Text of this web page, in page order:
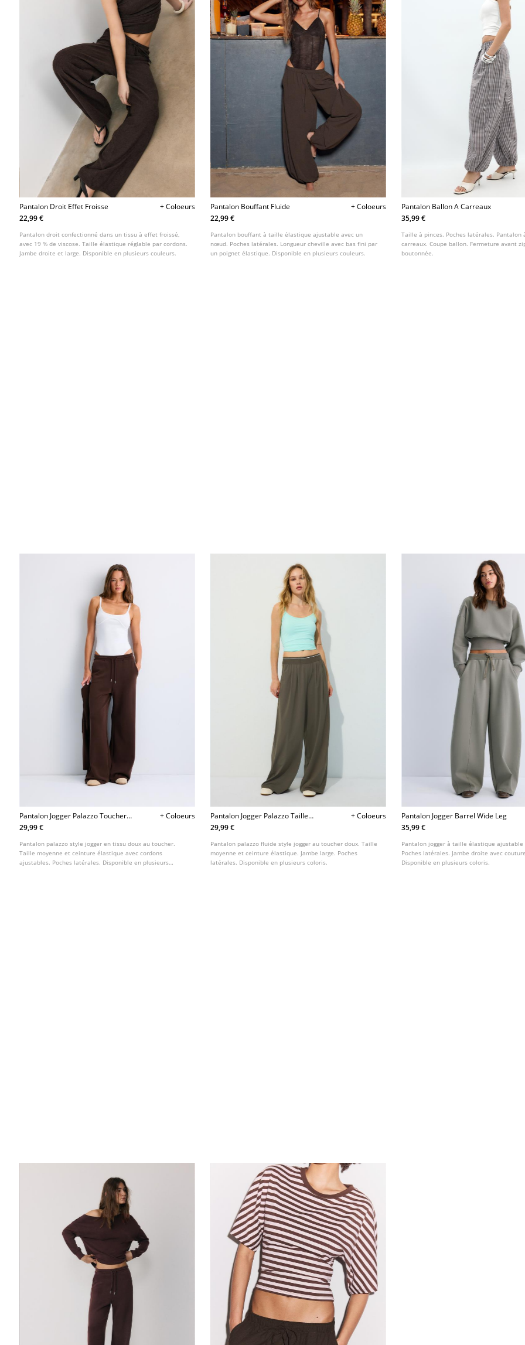
Pantalon Droit Effet Froisse
+ Coloeurs
22,99 €
Pantalon droit confectionné dans un tissu à effet froissé,
avec 19 % de viscose. Taille élastique réglable par cordons.
Jambe droite et large. Disponible en plusieurs couleurs.
Pantalon Bouffant Fluide
+ Coloeurs
22,99 €
Pantalon bouffant à taille élastique ajustable avec un
nœud. Poches latérales. Longueur cheville avec bas fini par
un poignet élastique. Disponible en plusieurs couleurs.
Pantalon Ballon A Carreaux
35,99 €
Taille à pinces. Poches latérales. Pantalon
carreaux. Coupe ballon. Fermeture avant
boutonnée.
Pantalon Jogger Palazzo Toucher
Doux
+ Coloeurs
29,99 €
Pantalon palazzo style jogger en tissu doux au toucher.
Taille moyenne et ceinture élastique avec cordons
ajustables. Poches latérales. Disponible en plusieurs
Pantalon Jogger Palazzo Taille
Elastique
+ Coloeurs
29,99 €
Pantalon palazzo fluide style jogger au toucher doux. Taille
moyenne et ceinture élastique. Jambe large. Poches
latérales. Disponible en plusieurs coloris.
Pantalon Jogger Barrel Wide Leg
35,99 €
Pantalon jogger à taille élastique ajustable
Poches latérales. Jambe droite avec
Disponible en plusieurs coloris.